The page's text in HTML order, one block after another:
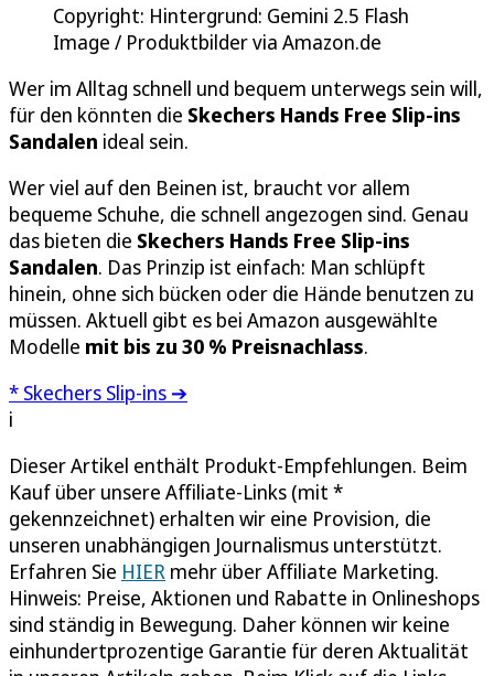
Copyright: Hintergrund: Gemini 2.5 Flash
Image / Produktbilder via Amazon.de
Wer im Alltag schnell und bequem unterwegs sein will,
für den könnten die Skechers Hands Free Slip-ins
Sandalen ideal sein.
Wer viel auf den Beinen ist, braucht vor allem
bequeme Schuhe, die schnell angezogen sind. Genau
das bieten die Skechers Hands Free Slip-ins
Sandalen. Das Prinzip ist einfach: Man schlüpft
hinein, ohne sich bücken oder die Hände benutzen zu
müssen. Aktuell gibt es bei Amazon ausgewählte
Modelle mit bis zu 30 % Preisnachlass.
* Skechers Slip-ins ➔
i
Dieser Artikel enthält Produkt-Empfehlungen. Beim
Kauf über unsere Affiliate-Links (mit *
gekennzeichnet) erhalten wir eine Provision, die
unseren unabhängigen Journalismus unterstützt.
Erfahren Sie HIER mehr über Affiliate Marketing.
Hinweis: Preise, Aktionen und Rabatte in Onlineshops
sind ständig in Bewegung. Daher können wir keine
einhundertprozentige Garantie für deren Aktualität